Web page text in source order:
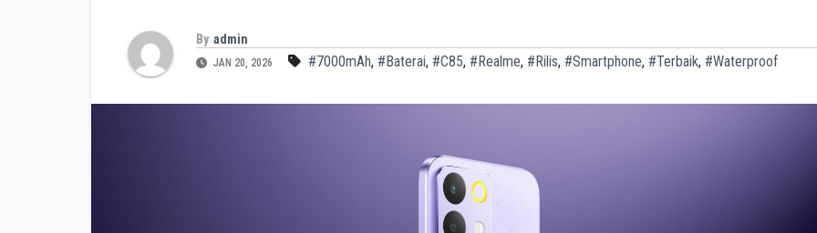
By admin
JAN 20, 2026 #7000mAh, #Baterai, #C85, #Realme, #Rilis, #Smartphone, #Terbaik, #Waterproof